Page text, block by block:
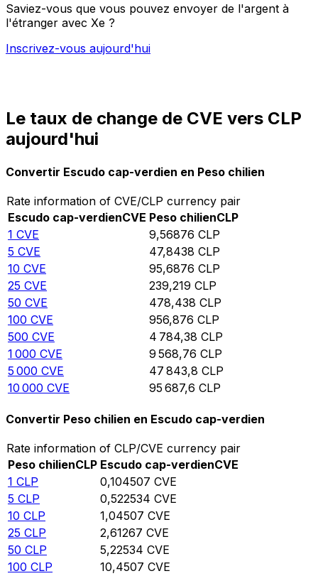
Saviez-vous que vous pouvez envoyer de l'argent à
l'étranger avec Xe ?
Inscrivez-vous aujourd'hui
Le taux de change de CVE vers CLP
aujourd'hui
Convertir Escudo cap-verdien en Peso chilien
Rate information of CVE/CLP currency pair
Escudo cap-verdienCVE Peso chilienCLP
1 CVE 9,56876 CLP
5 CVE 47,8438 CLP
10 CVE 95,6876 CLP
25 CVE 239,219 CLP
50 CVE 478,438 CLP
100 CVE 956,876 CLP
500 CVE 4 784,38 CLP
1 000 CVE 9 568,76 CLP
5 000 CVE 47 843,8 CLP
10 000 CVE 95 687,6 CLP
Convertir Peso chilien en Escudo cap-verdien
Rate information of CLP/CVE currency pair
Peso chilienCLP Escudo cap-verdienCVE
1 CLP 0,104507 CVE
5 CLP 0,522534 CVE
10 CLP 1,04507 CVE
25 CLP 2,61267 CVE
50 CLP 5,22534 CVE
100 CLP 10,4507 CVE